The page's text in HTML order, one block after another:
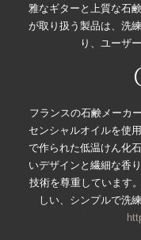
雅なギターと上質な石
が取り扱う製品は、洗
り、ユーザ
フランスの石鹸メーカ
センシャルオイルを使
で作られた低温けん化
いデザインと繊細な香
技術を尊重しています
しい、シンプルで洗